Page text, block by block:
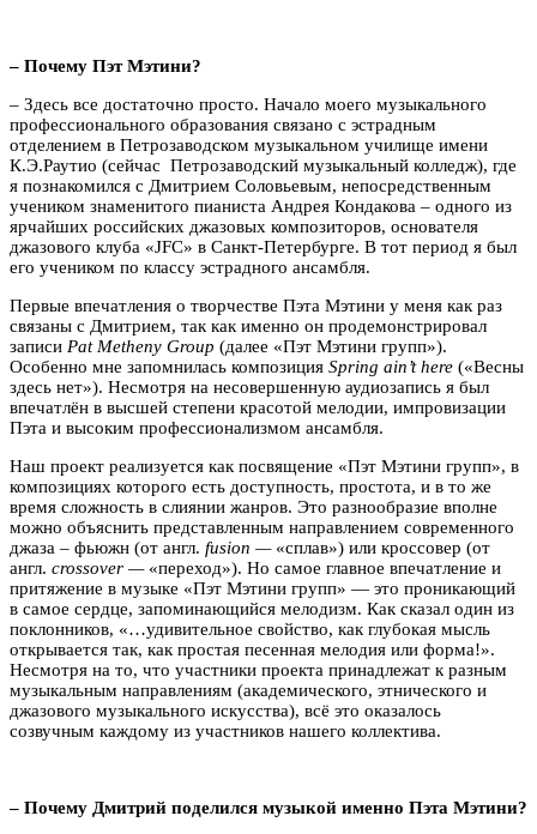
– Почему Пэт Мэтини?
– Здесь все достаточно просто. Начало моего музыкального
профессионального образования связано с эстрадным
отделением в Петрозаводском музыкальном училище имени
К.Э.Раутио (сейчас Петрозаводский музыкальный колледж), где
я познакомился с Дмитрием Соловьевым, непосредственным
учеником знаменитого пианиста Андрея Кондакова – одного из
ярчайших российских джазовых композиторов, основателя
джазового клуба «JFC» в Санкт-Петербурге. В тот период я был
его учеником по классу эстрадного ансамбля.
Первые впечатления о творчестве Пэта Мэтини у меня как раз
связаны с Дмитрием, так как именно он продемонстрировал
записи Pat Metheny Group (далее «Пэт Мэтини групп»).
Особенно мне запомнилась композиция Spring ain’t here («Весны
здесь нет»). Несмотря на несовершенную аудиозапись я был
впечатлён в высшей степени красотой мелодии, импровизации
Пэта и высоким профессионализмом ансамбля.
Наш проект реализуется как посвящение «Пэт Мэтини групп», в
композициях которого есть доступность, простота, и в то же
время сложность в слиянии жанров. Это разнообразие вполне
можно объяснить представленным направлением современного
джаза – фьюжн (от англ. fusion —«сплав») или кроссовер (от
англ. сrossover —«переход»). Но самое главное впечатление и
притяжение в музыке «Пэт Мэтини групп» — это проникающий
в самое сердце, запоминающийся мелодизм. Как сказал один из
поклонников, «…удивительное свойство, как глубокая мысль
открывается так, как простая песенная мелодия или форма!».
Несмотря на то, что участники проекта принадлежат к разным
музыкальным направлениям (академического, этнического и
джазового музыкального искусства), всё это оказалось
созвучным каждому из участников нашего коллектива.
– Почему Дмитрий поделился музыкой именно Пэта Мэтини?